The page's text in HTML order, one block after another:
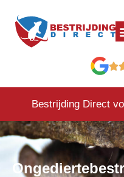
Bestrijding Direct